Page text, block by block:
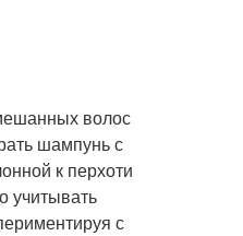
волос
шампунь с
к перхоти
учитывать
с